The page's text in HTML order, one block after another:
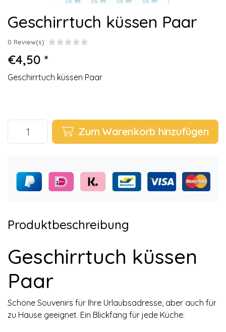
Geschirrtuch küssen Paar
0 Review(s)
€4,50 *
Geschirrtuch küssen Paar
Zum Warenkorb hinzufügen
Produktbeschreibung
Geschirrtuch küssen
Paar
Schöne Souvenirs für Ihre Urlaubsadresse, aber auch für
zu Hause geeignet. Ein Blickfang für jede Küche.